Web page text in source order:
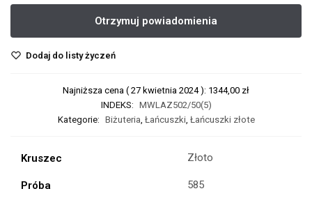
Dodaj do listy życzeń
Najniższa cena ( 27 kwietnia 2024): 1344,00 zł
INDEKS: MWLAZ502/50(5)
Kategorie: Biżuteria, Łańcuszki, Łańcuszki złote
Kruszec Złoto
Próba 585